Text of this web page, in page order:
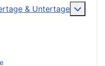
& Untertage